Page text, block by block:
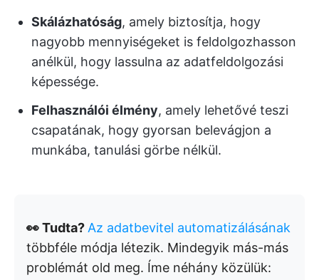
Skálázhatóság, amely biztosítja, hogy
nagyobb mennyiségeket is feldolgozhasson
anélkül, hogy lassulna az adatfeldolgozási
képessége.
Felhasználói élmény, amely lehetővé teszi
csapatának, hogy gyorsan belevágjon a
munkába, tanulási görbe nélkül.
👀 Tudta? Az adatbevitel automatizálásának
többféle módja létezik. Mindegyik más-más
problémát old meg. Íme néhány közülük: